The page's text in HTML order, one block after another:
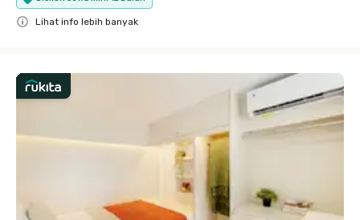
Lihat info lebih banyak